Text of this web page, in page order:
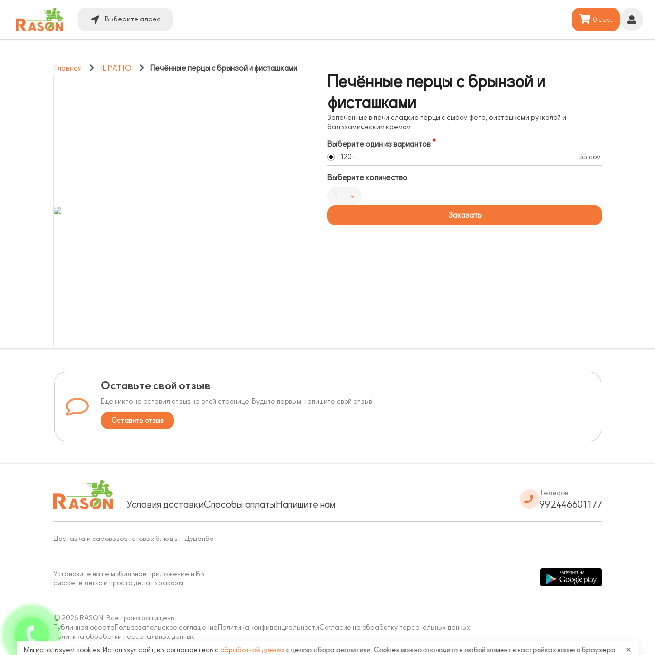
Выберите адрес 0 сом.
Главная iL PATIO Печённые перцы с брынзой и фисташками
Печённые перцы с брынзой и
фисташками
Запеченные в печи сладкие перцы с сыром фета, фисташками рукколой и
бальзамическим кремом
Выберите один из вариантов
120 г 55 сом.
Выберите количество
1
Заказать
Оставьте свой отзыв
Еще никто не оставил отзыв на этой странице. Будьте первым, напишите свой отзыв!
Оставить отзыв
Условия доставкиСпособы оплатыНапишите нам
Телефон
992446601177
Доставка и самовывоз готовых блюд в г. Душанбе
Установите наше мобильное приложение и Вы
сможете легко и просто делать заказы.
© 2026 RASON. Все права защищены.
Публичная оферта Пользовательское соглашение Политика конфиденциальностиСогласие на обработку персональных данных
Политика обработки персональных данных
Работает на Moba
Мы используем cookies. Используя сайт, вы соглашаетесь с обработкой данных с целью сбора аналитики. Cookies можно отключить в любой момент в настройках вашего браузера. ✕